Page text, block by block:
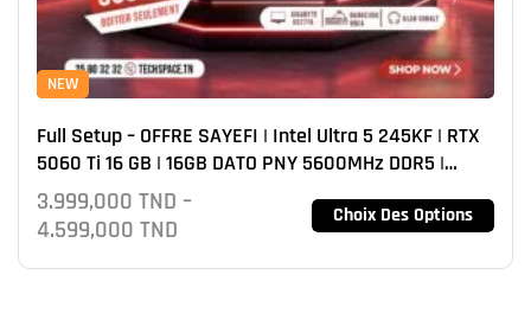
NEW
Full Setup – OFFRE SAYEFI | Intel Ultra 5 245KF | RTX
5060 Ti 16 GB | 16GB DATO PNY 5600MHz DDR5 |
NVMe 512GB
3.999,000 TND –
4.599,000 TND Choix Des Options